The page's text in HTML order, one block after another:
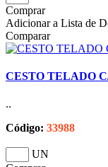
Comprar
Adicionar a Lista de
Comparar
CESTO TELADO
..
Código: 33988
UN